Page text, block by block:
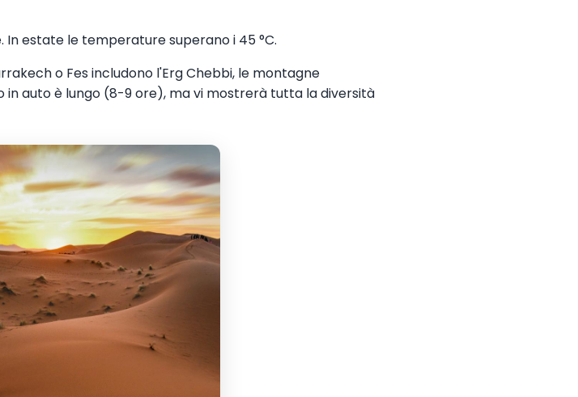
estate le temperature superano i 45 °C.
o Fes includono l'Erg Chebbi, le montagne
in auto è lungo (8-9 ore), ma vi mostrerà tutta la diversità